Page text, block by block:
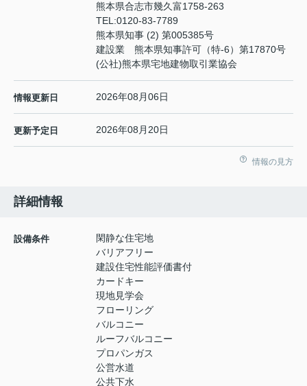
熊本県合志市幾久富1758-263
TEL:0120-83-7789
熊本県知事 (2) 第005385号
建設業 熊本県知事許可（特-6）第17870号
(公社)熊本県宅地建物取引業協会
情報更新日 2026年08月06日
更新予定日 2026年08月20日
情報の見方
詳細情報
設備条件
閑静な住宅地
バリアフリー
建設住宅性能評価書付
カードキー
現地見学会
フローリング
バルコニー
ルーフバルコニー
プロパンガス
公営水道
公共下水